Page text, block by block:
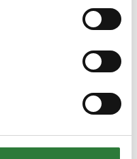
klar med nye
på